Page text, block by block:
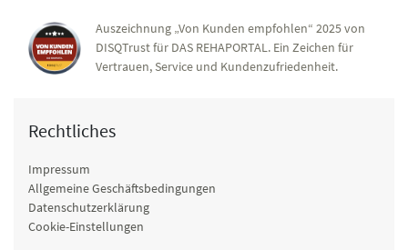
Auszeichnung „Von Kunden empfohlen“ 2025 von
DISQTrust für DAS REHAPORTAL. Ein Zeichen für
Vertrauen, Service und Kundenzufriedenheit.
Rechtliches
Impressum
Allgemeine Geschäftsbedingungen
Datenschutzerklärung
Cookie-Einstellungen